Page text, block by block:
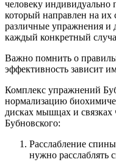
человеку индивидуально
который направлен на
различные упражнения и
каждый конкретный
Важно помнить о
эффективность зависит
Комплекс упражнений
нормализацию
дисках мышцах и
Бубновского:
Расслабление
нужно расслаблять